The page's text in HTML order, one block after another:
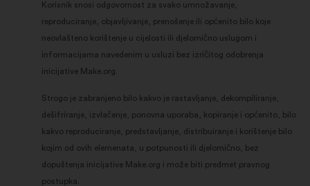
Korisnik snosi odgovornost za svako umnožavanje,
reproduciranje, objavljivanje, prenošenje ili općenito bilo koje
neovlašteno korištenje u cijelosti ili djelomično uslugom i
informacijama navedenim u usluzi bez izričitog odobrenja
inicijative Make.org.
Strogo je zabranjeno bilo kakvo je rastavljanje, dekompiliranje,
dešifriranje, izvlačenje, ponovna uporaba, kopiranje i općenito, bilo
kakvo reproduciranje, predstavljanje, distribuiranje i korištenje bilo
kojim od ovih elemenata, u potpunosti ili djelomično, bez
dopuštenja inicijative Make.org i može biti predmet pravnog
postupka.